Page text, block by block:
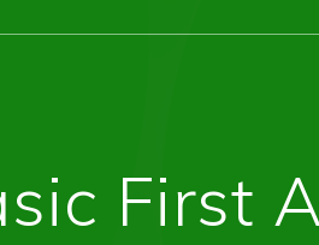
First